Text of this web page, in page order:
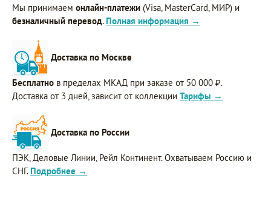
Мы принимаем онлайн-платежи (Visa, MasterCard, МИР) и
безналичный перевод. Полная информация →
Доставка по Москве
Бесплатно в пределах МКАД при заказе от 50 000 ₽.
Доставка от 3 дней, зависит от коллекции Тарифы →
Доставка по России
ПЭК, Деловые Линии, Рейл Континент. Охватываем Россию и
СНГ. Подробнее →